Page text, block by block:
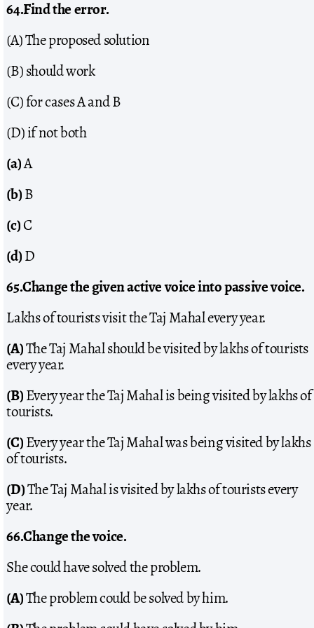
64.Find the error.
(A) The proposed solution
(B) should work
(C) for cases A and B
(D) if not both
(a)A
(b)B
(c)C
(d)D
65.Change the given active voice into passive voice.
Lakhs of tourists visit the Taj Mahal every year.
(A)The Taj Mahal should be visited by lakhs of tourists
every year.
(B)Every year the Taj Mahal is being visited by lakhs of
tourists.
(C)Every year the Taj Mahal was being visited by lakhs
of tourists.
(D)The Taj Mahal is visited by lakhs of tourists every
year.
66.Change the voice.
She could have solved the problem.
(A)The problem could be solved by him.